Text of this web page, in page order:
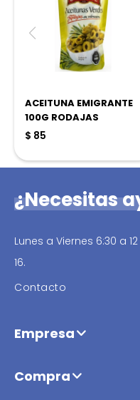
ACEITUNA EMIGRANTE
100G RODAJAS
$ 85
¿Necesitas
Lunes a Viernes 6:30 a
16.
Contacto
Empresa
Compra